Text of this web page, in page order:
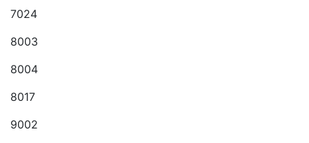
7024
8003
8004
8017
9002